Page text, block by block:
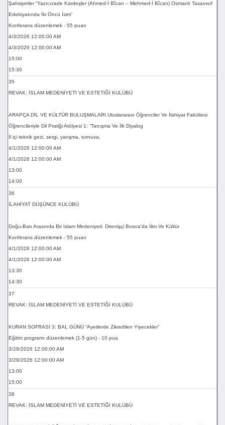
Şahsiyetler “Yazıcızade Kardeşler (Ahmed-İ Bîcan – Mehmed-İ Bîcan) Osmanlı Tasavvuf
Edebiyatında İki Öncü İsim”
Konferans düzenlemek - 55 puan
4/3/2026 12:00:00 AM
4/3/2026 12:00:00 AM
15:00
15:30
35
REVAK: İSLAM MEDENİYETİ VE ESTETİĞİ KULÜBÜ
ARAPÇA DİL VE KÜLTÜR BULUŞMALARI Uluslararası Öğrenciler Ve İlahiyat Fakültesi
Öğrencileriyle Dil Pratiği Atölyesi 1: “Tanışma Ve İlk Diyalog
İl içi teknik gezi, sergi, yarışma, turnuva,
4/1/2026 12:00:00 AM
4/1/2026 12:00:00 AM
13:00
14:00
36
İLAHİYAT DÜŞÜNCE KULÜBÜ
Doğu-Batı Arasında Bir İslam Medeniyeti: Direnişçi Bosna'da İlim Ve Kültür
Konferans düzenlemek - 55 puan
4/1/2026 12:00:00 AM
4/1/2026 12:00:00 AM
13:30
14:30
37
REVAK: İSLAM MEDENİYETİ VE ESTETİĞİ KULÜBÜ
KURAN SOFRASI 3: BAL GÜNÜ “Ayetlerde Zikredilen Yiyecekler”
Eğitim programı düzenlemek (1-5 gün) - 10 pua
3/28/2026 12:00:00 AM
3/28/2026 12:00:00 AM
13:00
15:00
38
REVAK: İSLAM MEDENİYETİ VE ESTETİĞİ KULÜBÜ